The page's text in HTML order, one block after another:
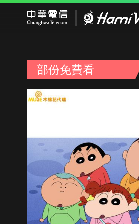
部份免費看